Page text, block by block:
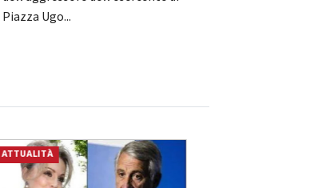
Piazza Ugo...
ATTUALITÀ